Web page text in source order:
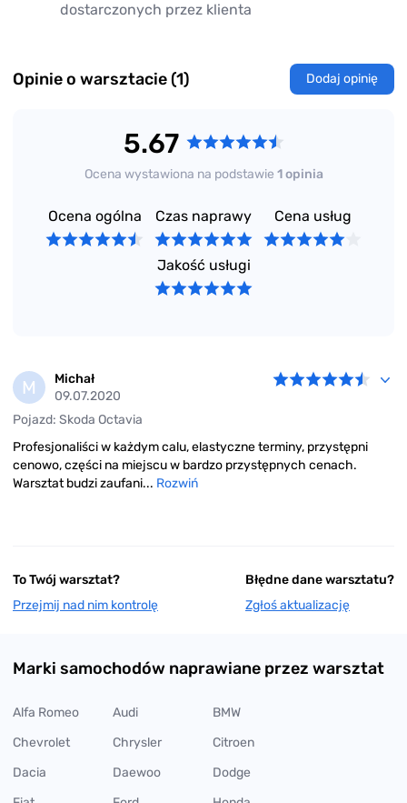
dostarczonych przez klienta
Opinie o warsztacie (1) Dodaj opinię
5.67
Ocena wystawiona na podstawie 1 opinia
Ocena ogólna Czas naprawy Cena usług
Jakość usługi
M
Michał
09.07.2020
Pojazd: Skoda Octavia
Profesjonaliści w każdym calu, elastyczne terminy, przystępni
cenowo, części na miejscu w bardzo przystępnych cenach.
Warsztat budzi zaufani... Rozwiń
To Twój warsztat?
Przejmij nad nim kontrolę
Błędne dane warsztatu?
Zgłoś aktualizację
Marki samochodów naprawiane przez warsztat
Alfa Romeo Audi
BMW
Chevrolet
Chrysler
Citroen
Dacia
Daewoo
Dodge